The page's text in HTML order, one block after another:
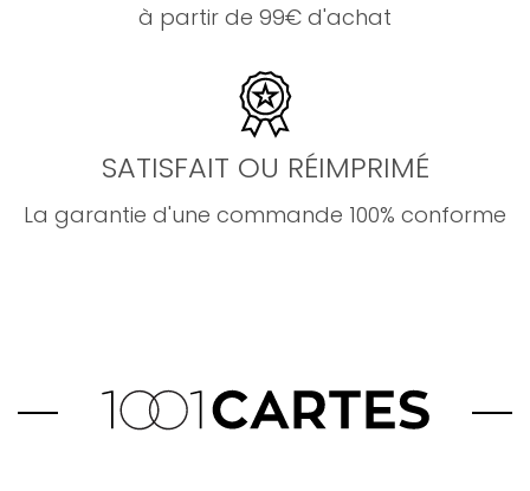
à partir de 99€ d'achat
SATISFAIT OU RÉIMPRIMÉ
La garantie d'une commande 100% conforme